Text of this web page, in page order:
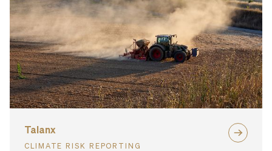
Talanx
CLIMATE RISK REPORTING